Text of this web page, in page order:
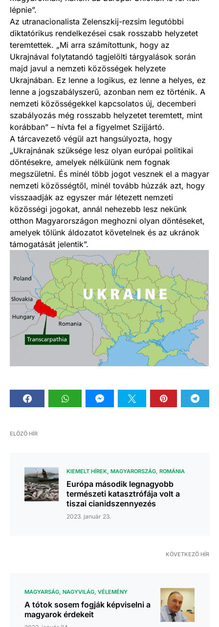
lépnie”.
Az utranacionalista Zelenszkij-rezsim legutóbbi
diktatórikus rendelkezései csak rosszabb helyzetet
teremtettek. „Mi arra számítottunk, hogy az
Ukrajnával folytatandó tagjelölti tárgyalások során
majd javul a nemzeti közösségek helyzete
Ukrajnában. Ez lenne a logikus, ez lenne a helyes, ez
lenne a jogszabályszerű, azonban nem ez történik. A
nemzeti közösségekkel kapcsolatos új, decemberi
szabályozás még rosszabb helyzetet teremtett, mint
korábban” – hívta fel a figyelmet Szijjártó.
A tárcavezető végül azt hangsúlyozta, hogy
„Ukrajnának szüksége lesz olyan európai politikai
döntésekre, amelyek nélkülünk nem fognak
megszületni. És minél több jogot vesznek el a magyar
nemzeti közösségtől, minél tovább húzzák azt, hogy
visszaadják az egyszer már létezett nemzeti
közösségi jogokat, annál nehezebb lesz nekünk
otthon Magyarországon meghozni olyan döntéseket,
amelyek tőlünk áldozatot követelnek és az ukránok
támogatását jelentik”.
ELŐZŐ HÍR
KIEMELT HÍREK MAGYARORSZÁG ROMÁNIA
Európa második legnagyobb
természeti katasztrófája volt a
tiszai cianidszennyezés
2023. január 23.
KÖVETKEZŐ HÍR
MAGYARSÁG NAGYVILÁG VÉLEMÉNY
A tótok sosem fogják képviselni a
magyarok érdekeit